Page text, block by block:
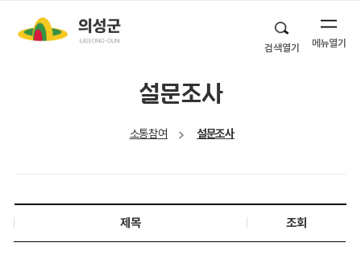
검색열기 메뉴열기
설문조사
소통참여 설문조사
제목 조회